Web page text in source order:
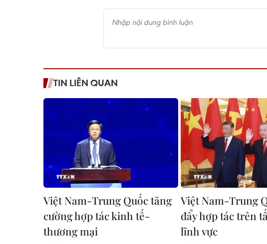
TIN LIÊN QUAN
Việt Nam-Trung Quốc tăng
cường hợp tác kinh tế-
thương mại
Việt Nam-Trung
đẩy hợp tác trên
lĩnh vực